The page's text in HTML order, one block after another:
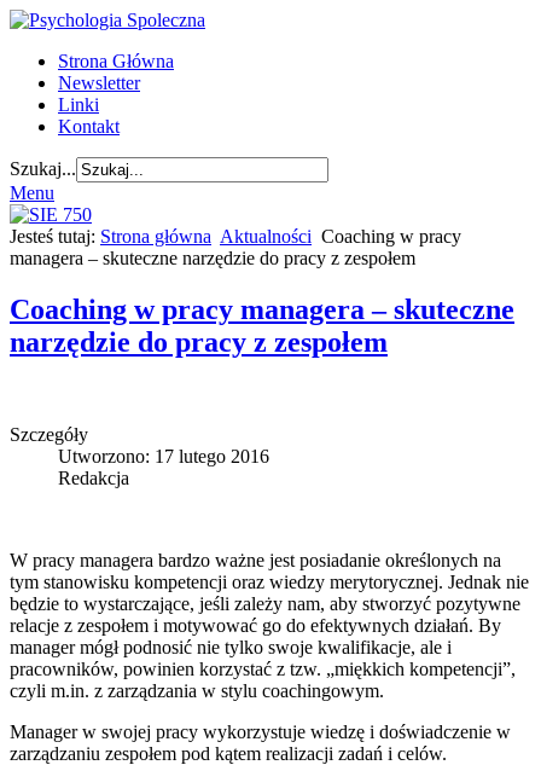
Strona Główna
Newsletter
Linki
Kontakt
Szukaj...
Menu
Jesteś tutaj: Strona główna Aktualności Coaching w pracy
managera – skuteczne narzędzie do pracy z zespołem
Coaching w pracy managera – skuteczne
narzędzie do pracy z zespołem
Szczegóły
Utworzono: 17 lutego 2016
Redakcja
W pracy managera bardzo ważne jest posiadanie określonych na
tym stanowisku kompetencji oraz wiedzy merytorycznej. Jednak nie
będzie to wystarczające, jeśli zależy nam, aby stworzyć pozytywne
relacje z zespołem i motywować go do efektywnych działań. By
manager mógł podnosić nie tylko swoje kwalifikacje, ale i
pracowników, powinien korzystać z tzw. „miękkich kompetencji”,
czyli m.in. z zarządzania w stylu coachingowym.
Manager w swojej pracy wykorzystuje wiedzę i doświadczenie w
zarządzaniu zespołem pod kątem realizacji zadań i celów.